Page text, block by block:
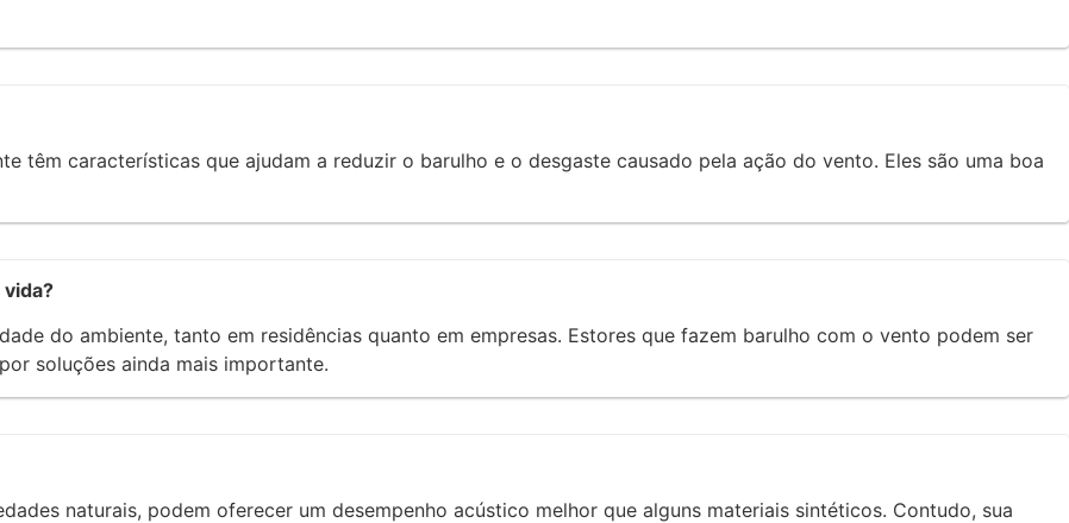
têm características que ajudam a reduzir o barulho e o desgaste causado pela ação do vento. Eles são uma boa
do ambiente, tanto em residências quanto em empresas. Estores que fazem barulho com o vento podem ser
soluções ainda mais importante.
naturais, podem oferecer um desempenho acústico melhor que alguns materiais sintéticos. Contudo, sua